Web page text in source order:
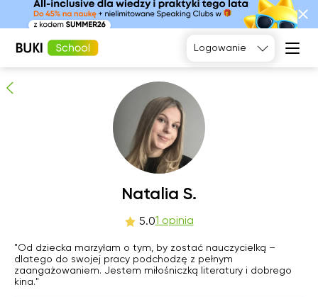
Matematyka
Język polski
Język
angielski
francuski
Język
hiszpański
Logowanie
Natalia S. 1 osób poleca
Natalia S.
5.01 opinia
"Od dziecka marzyłam o tym, by zostać nauczycielką –
dlatego do swojej pracy podchodzę z pełnym
zaangażowaniem. Jestem miłośniczką literatury i dobrego
kina."
wto
śro
Brak
dostępnych
terminów
Brak
dostępnych
terminów
17:00
17:30
17:00
17:30